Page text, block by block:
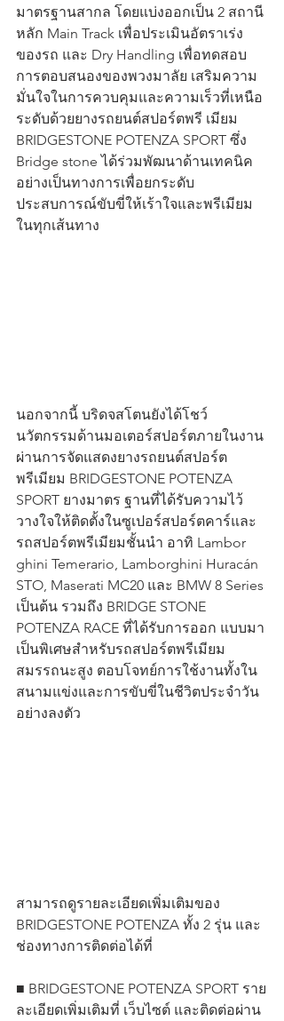
มาตรฐานสากล โดยแบ่งออกเป็น 2 สถานี
หลัก Main Track เพื่อประเมินอัตราเร่ง
ของรถ และ Dry Handling เพื่อทดสอบ
การตอบสนองของพวงมาลัย เสริมความ
มั่นใจในการควบคุมและความเร็วที่เหนือ
ระดับด้วยยางรถยนต์สปอร์ตพรี เมียม
BRIDGESTONE POTENZA SPORT ซึ่ง
Bridge stone ได้ร่วมพัฒนาด้านเทคนิค
อย่างเป็นทางการเพื่อยกระดับ
ประสบการณ์ขับขี่ให้เร้าใจและพรีเมียม
ในทุกเส้นทาง
นอกจากนี้ บริดจสโตนยังได้โชว์
นวัตกรรมด้านมอเตอร์สปอร์ตภายในงาน
ผ่านการจัดแสดงยางรถยนต์สปอร์ต
พรีเมียม BRIDGESTONE POTENZA
SPORT ยางมาตร ฐานที่ได้รับความไว้
วางใจให้ติดตั้งในซูเปอร์สปอร์ตคาร์และ
รถสปอร์ตพรีเมียมชั้นนำ อาทิ Lambor
ghini Temerario, Lamborghini Huracán
STO, Maserati MC20 และ BMW 8 Series
เป็นต้น รวมถึง BRIDGE STONE
POTENZA RACE ที่ได้รับการออก แบบมา
เป็นพิเศษสำหรับรถสปอร์ตพรีเมียม
สมรรถนะสูง ตอบโจทย์การใช้งานทั้งใน
สนามแข่งและการขับขี่ในชีวิตประจำวัน
อย่างลงตัว
สามารถดูรายละเอียดเพิ่มเติมของ
BRIDGESTONE POTENZA ทั้ง 2 รุ่น และ
ช่องทางการติดต่อได้ที่
■ BRIDGESTONE POTENZA SPORT ราย
ละเอียดเพิ่มเติมที่ เว็บไซต์ และติดต่อผ่าน